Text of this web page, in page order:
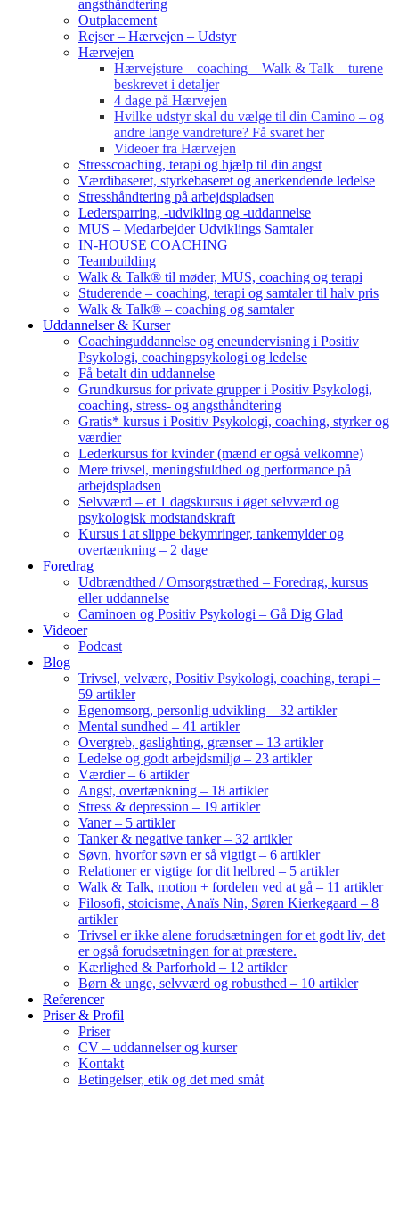
angsthåndtering
Outplacement
Rejser – Hærvejen – Udstyr
Hærvejen
Hærvejsture – coaching – Walk & Talk – turene
beskrevet i detaljer
4 dage på Hærvejen
Hvilke udstyr skal du vælge til din Camino – og
andre lange vandreture? Få svaret her
Videoer fra Hærvejen
Stresscoaching, terapi og hjælp til din angst
Værdibaseret, styrkebaseret og anerkendende ledelse
Stresshåndtering på arbejdspladsen
Ledersparring, -udvikling og -uddannelse
MUS – Medarbejder Udviklings Samtaler
IN-HOUSE COACHING
Teambuilding
Walk & Talk® til møder, MUS, coaching og terapi
Studerende – coaching, terapi og samtaler til halv pris
Walk & Talk® – coaching og samtaler
Uddannelser & Kurser
Coachinguddannelse og eneundervisning i Positiv
Psykologi, coachingpsykologi og ledelse
Få betalt din uddannelse
Grundkursus for private grupper i Positiv Psykologi,
coaching, stress- og angsthåndtering
Gratis* kursus i Positiv Psykologi, coaching, styrker og
værdier
Lederkursus for kvinder (mænd er også velkomne)
Mere trivsel, meningsfuldhed og performance på
arbejdspladsen
Selvværd – et 1 dagskursus i øget selvværd og
psykologisk modstandskraft
Kursus i at slippe bekymringer, tankemylder og
overtænkning – 2 dage
Foredrag
Udbrændthed / Omsorgstræthed – Foredrag, kursus
eller uddannelse
Caminoen og Positiv Psykologi – Gå Dig Glad
Videoer
Podcast
Blog
Trivsel, velvære, Positiv Psykologi, coaching, terapi –
59 artikler
Egenomsorg, personlig udvikling – 32 artikler
Mental sundhed – 41 artikler
Overgreb, gaslighting, grænser – 13 artikler
Ledelse og godt arbejdsmiljø – 23 artikler
Værdier – 6 artikler
Angst, overtænkning – 18 artikler
Stress & depression – 19 artikler
Vaner – 5 artikler
Tanker & negative tanker – 32 artikler
Søvn, hvorfor søvn er så vigtigt – 6 artikler
Relationer er vigtige for dit helbred – 5 artikler
Walk & Talk, motion + fordelen ved at gå – 11 artikler
Filosofi, stoicisme, Anaïs Nin, Søren Kierkegaard – 8
artikler
Trivsel er ikke alene forudsætningen for et godt liv, det
er også forudsætningen for at præstere.
Kærlighed & Parforhold – 12 artikler
Børn & unge, selvværd og robusthed – 10 artikler
Referencer
Priser & Profil
Priser
CV – uddannelser og kurser
Kontakt
Betingelser, etik og det med småt